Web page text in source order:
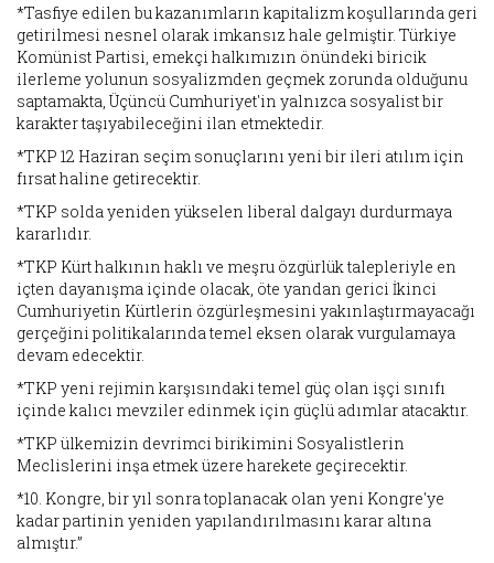
*Tasfiye edilen bu kazanımların kapitalizm koşullarında geri
getirilmesi nesnel olarak imkansız hale gelmiştir. Türkiye
Komünist Partisi, emekçi halkımızın önündeki biricik
ilerleme yolunun sosyalizmden geçmek zorunda olduğunu
saptamakta, Üçüncü Cumhuriyet'in yalnızca sosyalist bir
karakter taşıyabileceğini ilan etmektedir.
*TKP 12 Haziran seçim sonuçlarını yeni bir ileri atılım için
fırsat haline getirecektir.
*TKP solda yeniden yükselen liberal dalgayı durdurmaya
kararlıdır.
*TKP Kürt halkının haklı ve meşru özgürlük talepleriyle en
içten dayanışma içinde olacak, öte yandan gerici İkinci
Cumhuriyetin Kürtlerin özgürleşmesini yakınlaştırmayacağı
gerçeğini politikalarında temel eksen olarak vurgulamaya
devam edecektir.
*TKP yeni rejimin karşısındaki temel güç olan işçi sınıfı
içinde kalıcı mevziler edinmek için güçlü adımlar atacaktır.
*TKP ülkemizin devrimci birikimini Sosyalistlerin
Meclislerini inşa etmek üzere harekete geçirecektir.
*10. Kongre, bir yıl sonra toplanacak olan yeni Kongre'ye
kadar partinin yeniden yapılandırılmasını karar altına
almıştır.”